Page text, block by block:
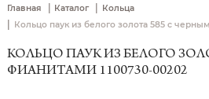
Главная | Каталог | Кольца
| Кольцо паук из белого золота 585 с
КОЛЬЦО ПАУК ИЗ БЕЛОГО
ФИАНИТАМИ 1100730-00202